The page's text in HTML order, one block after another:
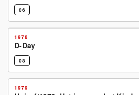
06
1978
D-Day
08
1979